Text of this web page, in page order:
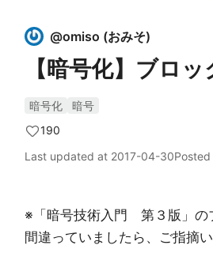
@omiso (おみそ)
【暗号化】ブロ
暗号化
暗号
190
Last updated at 2017-04-30
※「暗号技術入門 第３版」の
間違っていましたら、ご指摘